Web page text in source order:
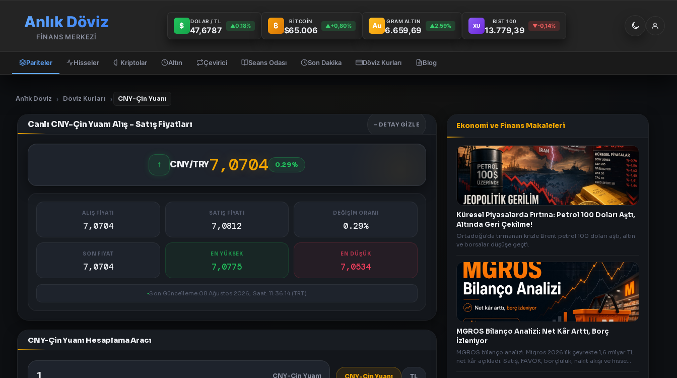
Anlık Döviz
FİNANS MERKEZİ
$ DOLAR / TL
47,6787 ▲0.18% ₿ BİTCOİN
$65.006 ▲+0,80% Au GRAM ALTIN
6.659,69 ▲2.59% XU
BIST 100
13.779,39 ▼-0,14%
Pariteler Hisseler Kriptolar Altın Çevirici Seans Odası Son Dakika Döviz Kurları Blog
Anlık Döviz › Döviz Kurları › CNY-Çin Yuanı
Canlı CNY-Çin Yuanı Alış - Satış Fiyatları - DETAY GIZLE
↑ CNY/TRY7,0704 0.29%
ALIŞ FİYATI
7,0704
SATIŞ FİYATI
7,0812
DEĞİŞİM ORANI
0.29%
SON FİYAT
7,0704
EN YÜKSEK
7,0775
EN DÜŞÜK
7,0534
Son Güncelleme:08 Ağustos 2026, Saat: 11:36:14 (TRT)
CNY-Çin Yuanı Hesaplama Aracı
CNY-Çin Yuanı CNY-Çin Yuanı TL
Ekonomi ve Finans Makaleleri
Küresel Piyasalarda Fırtına: Petrol 100 Doları Aştı,
Altında Geri Çekilme!
Ortadoğu'da tırmanan krizle Brent petrol 100 doları aştı, altın
ve borsalar düşüşe geçti.
MGROS Bilanço Analizi: Net Kâr Arttı, Borç
İzleniyor
MGROS bilanço analizi: Migros 2026 ilk çeyrekte 1,6 milyar TL
net kâr açıkladı. Satış, FAVÖK, borçluluk, nakit akışı ve hisse